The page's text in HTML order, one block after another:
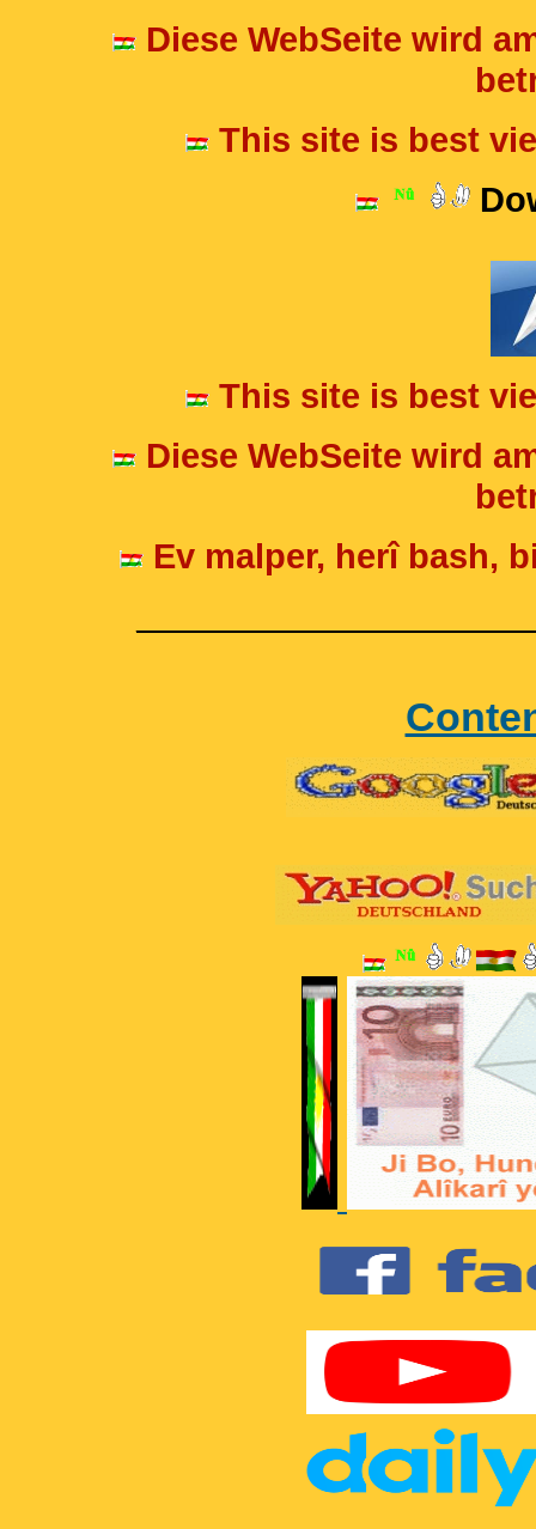
Diese WebSeite wird
This site is best
This site is best
Diese WebSeite wird
Ev malper, herî bash,